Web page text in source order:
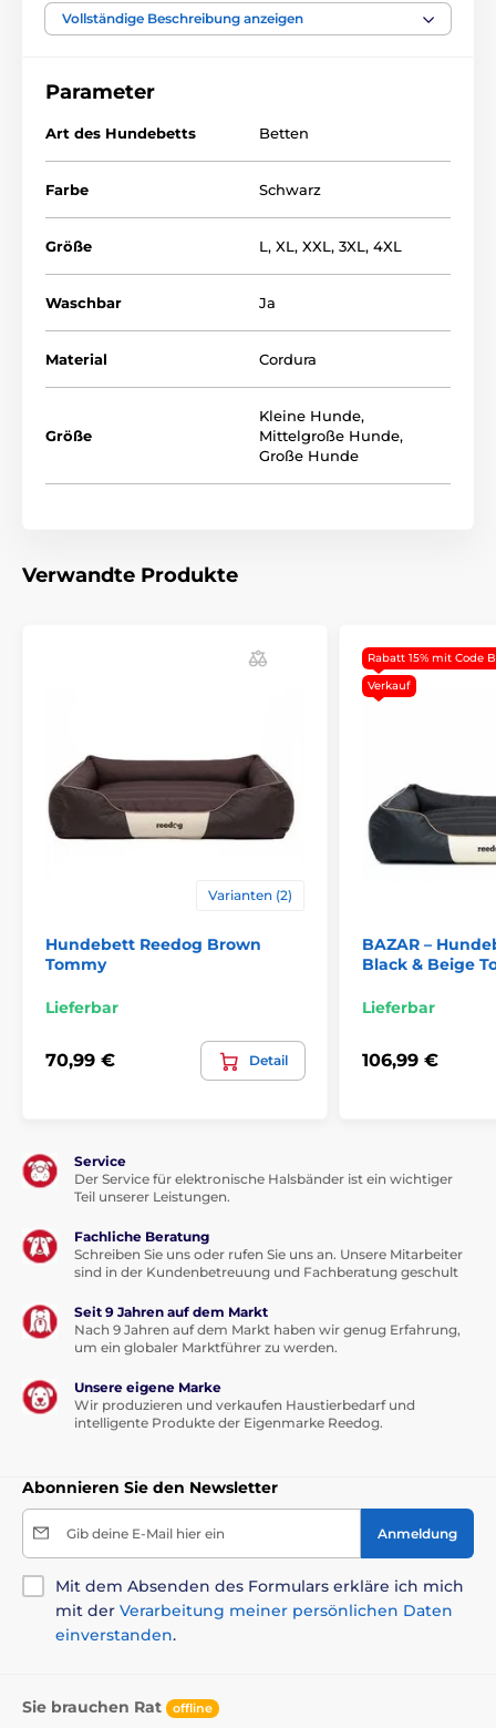
Die Matratze des Hundenestchen Reedogist
ausreichend hoch und weich für einen gemütlichen
Hundenestchen wird aus einem hochwertigen
Materila Conrdura hergestellt.Die Seiten sind aus Eko-
Leder. Der Bezug ist abnehmbar und wird Ihnen das
Reinigen erleichtern.
folgender Tabelle. (*Unsere HundenestcheReedog
werden von der Hand genäht. Es kann passieren, dass
Technische Spezifikationen können ohne vorherige
Ankündigung geändert werden. Die Bilder dienen nur
zur Illustration.
Für kleine Hunde
Für mittelgroße Hunde Für große Hunde
Vollständige Beschreibung anzeigen
Parameter
Art des Hundebetts Betten
Farbe Schwarz
Größe L, XL, XXL, 3XL, 4XL
Waschbar Ja
Material Cordura
Größe
Kleine Hunde,
Mittelgroße Hunde,
Große Hunde
Verwandte Produkte
Varianten (2)
Hundebett Reedog Brown
Tommy
Lieferbar
70,99 € Detail
Rabatt 15% mit Code
Verkauf
BAZAR –
Black & Beige
Lieferbar
106,99 €
Service
Der Service für elektronische Halsbänder ist ein wichtiger
Teil unserer Leistungen.
Fachliche Beratung
Schreiben Sie uns oder rufen Sie uns an. Unsere Mitarbeiter
sind in der Kundenbetreuung und Fachberatung geschult
Seit 9 Jahren auf dem Markt
Nach 9 Jahren auf dem Markt haben wir genug Erfahrung,
um ein globaler Marktführer zu werden.
Unsere eigene Marke
Wir produzieren und verkaufen Haustierbedarf und
intelligente Produkte der Eigenmarke Reedog.
Abonnieren Sie den Newsletter
Gib deine E-Mail hier ein Anmeldung
Mit dem Absenden des Formulars erkläre ich mich
mit der Verarbeitung meiner persönlichen Daten
einverstanden.
Sie brauchen Rat offline